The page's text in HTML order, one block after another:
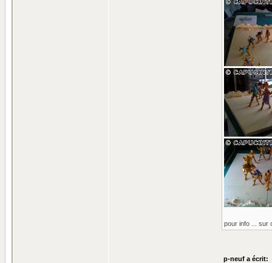
pour info ... sur
p-neuf a écrit: